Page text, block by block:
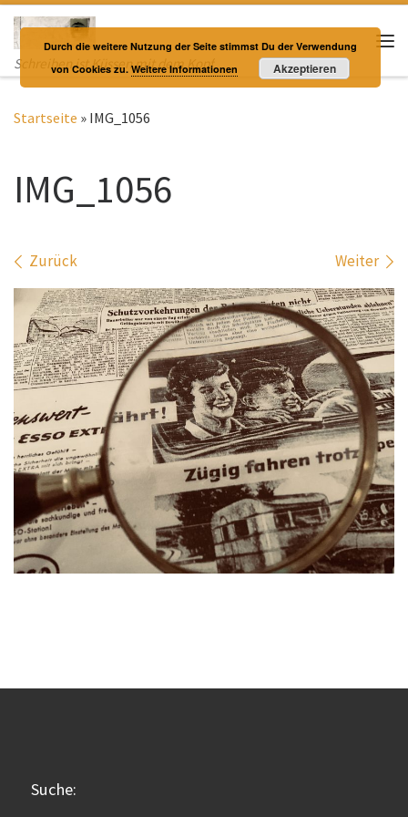
Zum Inhalt springen
Schreiben ist Küssen mit dem Kopf
Startseite » IMG_1056
IMG_1056
Bilder Navigation
Zurück Weiter
Suche:
Durch die weitere Nutzung der Seite stimmst Du der Verwendung
von Cookies zu.Weitere Informationen Akzeptieren